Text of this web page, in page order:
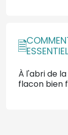
À l'abri de
flacon bien